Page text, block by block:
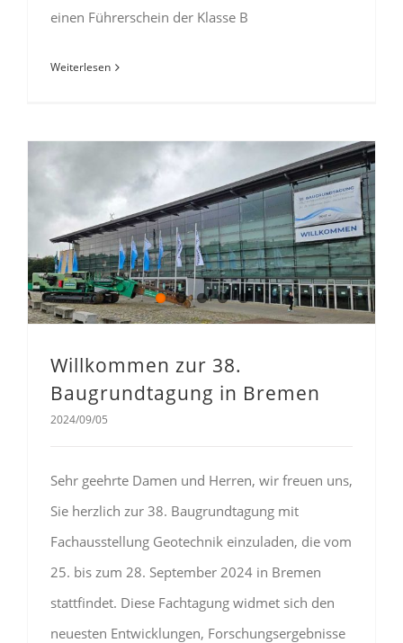
einen Führerschein der Klasse B
Weiterlesen
Willkommen zur 38.
Baugrundtagung in Bremen
2024/09/05
Sehr geehrte Damen und Herren, wir freuen uns,
Sie herzlich zur 38. Baugrundtagung mit
Fachausstellung Geotechnik einzuladen, die vom
25. bis zum 28. September 2024 in Bremen
stattfindet. Diese Fachtagung widmet sich den
neuesten Entwicklungen, Forschungsergebnisse